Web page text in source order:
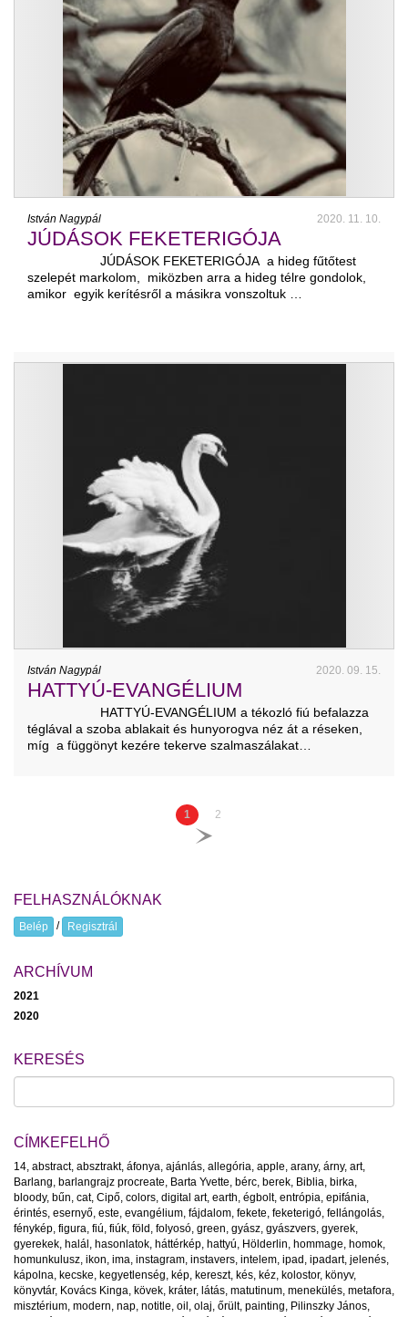
István Nagypál 2020. 11. 10.
JÚDÁSOK FEKETERIGÓJA
JÚDÁSOK FEKETERIGÓJA a hideg fűtőtest
szelepét markolom, miközben arra a hideg télre gondolok,
amikor egyik kerítésről a másikra vonszoltuk …
István Nagypál 2020. 09. 15.
HATTYÚ-EVANGÉLIUM
HATTYÚ-EVANGÉLIUM a tékozló fiú befalazza
téglával a szoba ablakait és hunyorogva néz át a réseken,
míg a függönyt kezére tekerve szalmaszálakat…
1 2
FELHASZNÁLÓKNAK
Belép / Regisztrál
ARCHÍVUM
2021
2020
KERESÉS
CÍMKEFELHŐ
14, abstract, absztrakt, áfonya, ajánlás, allegória, apple, arany, árny, art,
Barlang, barlangrajz procreate, Barta Yvette, bérc, berek, Biblia, birka,
bloody, bűn, cat, Cipő, colors, digital art, earth, égbolt, entrópia, epifánia,
érintés, esernyő, este, evangélium, fájdalom, fekete, feketerigó, fellángolás,
fénykép, figura, fiú, fiúk, föld , folyosó, green, gyász, gyászvers, gyerek,
gyerekek, halál , hasonlatok, háttérkép, hattyú, Hölderlin, hommage, homok,
homunkulusz, ikon, ima, instagram, instavers, intelem, ipad , ipadart, jelenés,
kápolna, kecske, kegyetlenség, kép, kereszt, kés, kéz, kolostor, könyv,
könyvtár, Kovács Kinga, kövek, kráter, látás, matutinum, menekülés, metafora,
misztérium, modern, nap, notitle, oil , olaj, őrült, painting, Pilinszky János,